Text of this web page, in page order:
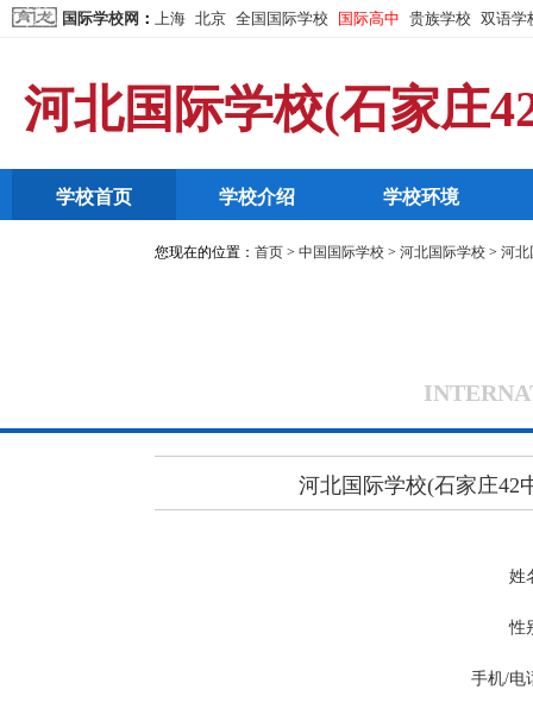
国际学校网 ： 上海 北京 全国国际学校 国际高中 贵族学校 双语学
河北国际学校(石家庄
学校首页 学校介绍 学校环境
您现在的位置： 首页 > 中国国际学校 > 河北国际学校 > 河北
河北国际学校(石家庄42
姓
性
手机/电